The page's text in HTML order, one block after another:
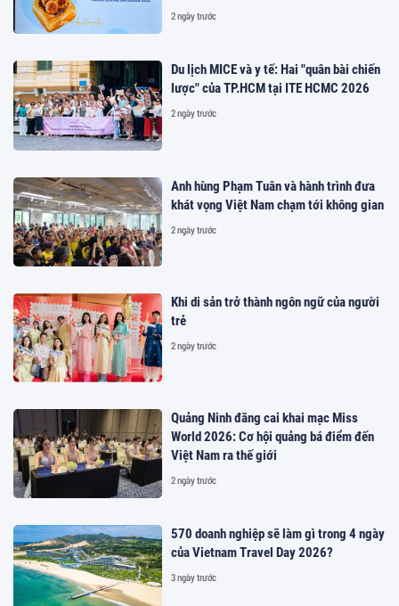
2 ngày trước
Du lịch MICE và y tế: Hai "quân bài chiến
lược" của TP.HCM tại ITE HCMC 2026
2 ngày trước
Anh hùng Phạm Tuân và hành trình đưa
khát vọng Việt Nam chạm tới không gian
2 ngày trước
Khi di sản trở thành ngôn ngữ của người
trẻ
2 ngày trước
Quảng Ninh đăng cai khai mạc Miss
World 2026: Cơ hội quảng bá điểm đến
Việt Nam ra thế giới
2 ngày trước
570 doanh nghiệp sẽ làm gì trong 4 ngày
của Vietnam Travel Day 2026?
3 ngày trước